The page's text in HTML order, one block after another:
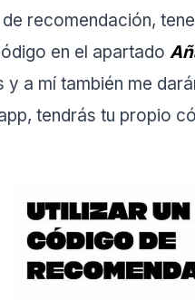
recomendación,
en el apartado
y a mí también me
tendrás tu propio